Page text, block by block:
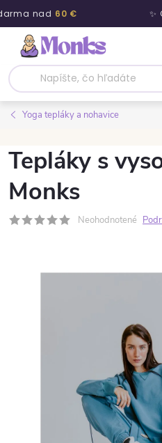
nad 60 €
Prejsť na obsah
Yoga tepláky a nohavice
Tepláky s
Monks
Neohodnotené